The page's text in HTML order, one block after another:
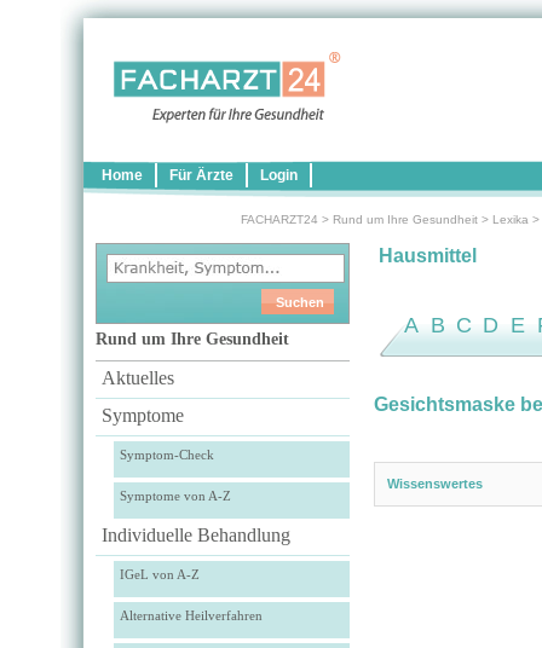
Home Für Ärzte Login
FACHARZT24 > Rund um Ihre Gesundheit > Lexika >
Rund um Ihre Gesundheit
Aktuelles
Symptome
Symptom-Check
Symptome von A-Z
Individuelle Behandlung
IGeL von A-Z
Alternative Heilverfahren
Hausmittel
A B C D E
Gesichtsmaske
Wissenswertes